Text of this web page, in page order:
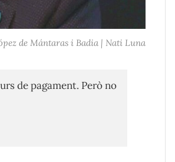
de Mántaras i Badia | Nati Luna
de pagament. Però no